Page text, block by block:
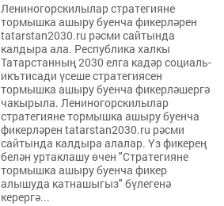
Лениногорскилылар стратегияне
тормышка ашыру буенча фикерләрен
tatarstan2030.ru рәсми сайтында
калдыра ала. Республика халкы
Татарстанның 2030 елга кадәр социаль-
икътисади үсеше стратегиясен
тормышка ашыру буенча фикерләшергә
чакырыла. Лениногорскилылар
стратегияне тормышка ашыру буенча
фикерләрен tatarstan2030.ru рәсми
сайтында калдыра алалар. Үз фикерең
белән уртаклашу өчен "Стратегияне
тормышка ашыру буенча фикер
алышуда катнашыгыз" бүлегенә
керергә...